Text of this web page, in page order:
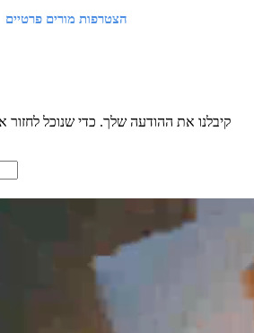
הצטרפות מורים פרטיים
קיבלנו את ההודעה שלך. כדי שנוכל